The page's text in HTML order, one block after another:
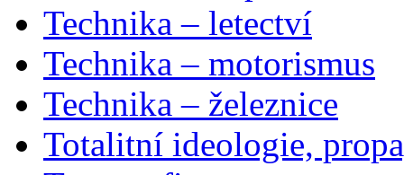
Technika – letectví
Technika – motorismus
Technika – železnice
Totalitní ideologie,